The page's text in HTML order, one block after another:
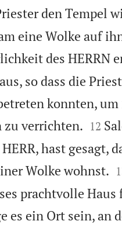
den Tempel
eine Wolke auf
des HERRN
so dass die
konnten,
verrichten. 

12
hast gesagt,
Wolke wohnst. 
prachtvolle Haus
es ein Ort sein, an